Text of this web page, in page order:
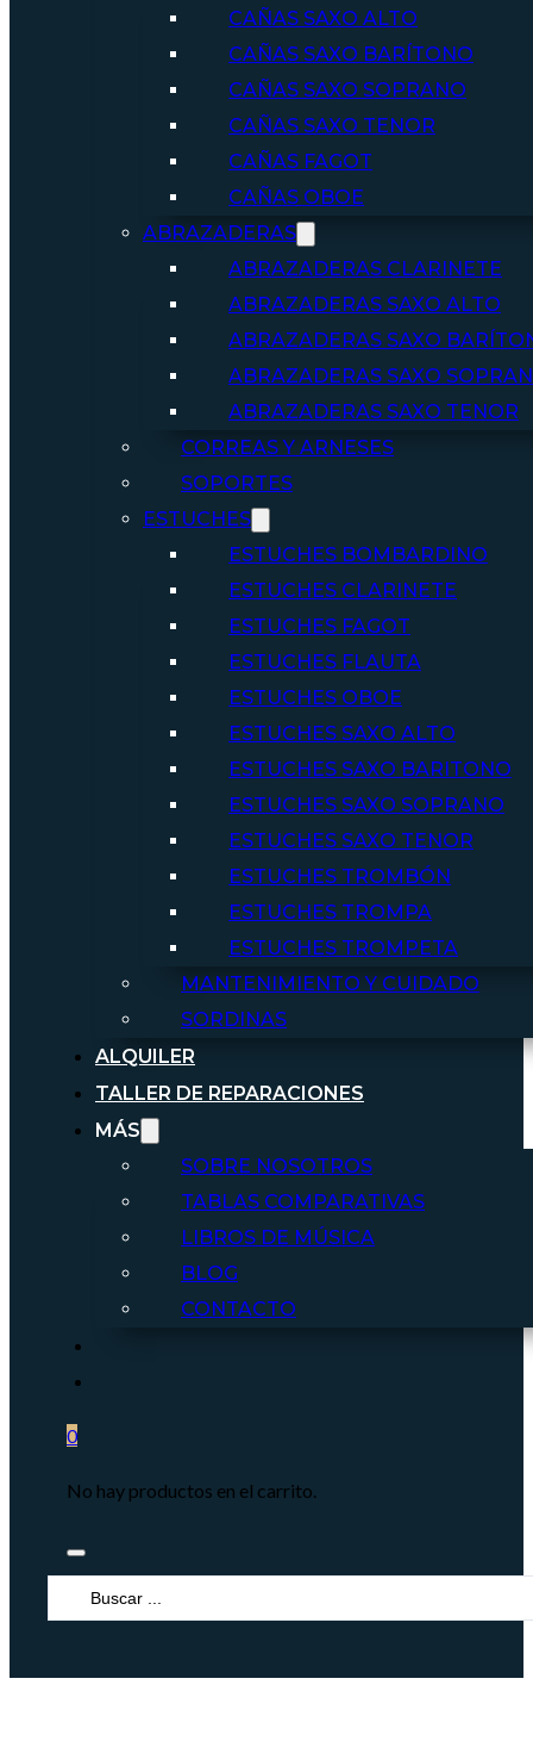
CAÑAS SAXO ALTO
CAÑAS SAXO BARÍTONO
CAÑAS SAXO SOPRANO
CAÑAS SAXO TENOR
CAÑAS FAGOT
CAÑAS OBOE
ABRAZADERAS
ABRAZADERAS CLARINETE
ABRAZADERAS SAXO ALTO
ABRAZADERAS SAXO
ABRAZADERAS SAXO
ABRAZADERAS SAXO TENOR
CORREAS Y ARNESES
SOPORTES
ESTUCHES
ESTUCHES BOMBARDINO
ESTUCHES CLARINETE
ESTUCHES FAGOT
ESTUCHES FLAUTA
ESTUCHES OBOE
ESTUCHES SAXO ALTO
ESTUCHES SAXO BARITONO
ESTUCHES SAXO SOPRANO
ESTUCHES SAXO TENOR
ESTUCHES TROMBÓN
ESTUCHES TROMPA
ESTUCHES TROMPETA
MANTENIMIENTO Y CUIDADO
SORDINAS
ALQUILER
TALLER DE REPARACIONES
MÁS
SOBRE NOSOTROS
TABLAS COMPARATIVAS
LIBROS DE MÚSICA
BLOG
CONTACTO
0
No hay productos en el carrito.
Search
...